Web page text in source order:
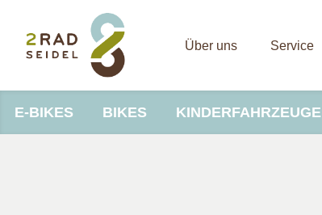
Über uns Service
E-BIKES BIKES KINDERFAHRZEUGE